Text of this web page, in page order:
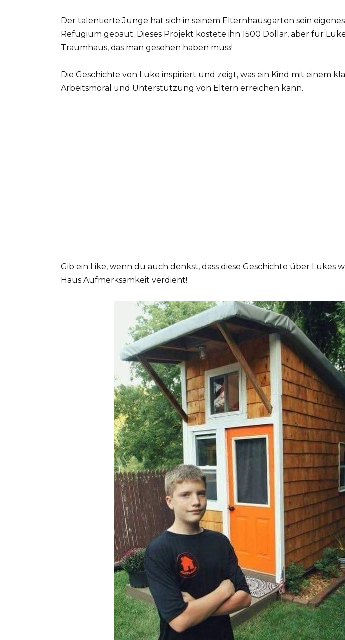
Der talentierte Junge hat sich in seinem Elternhausgarten sein
Refugium gebaut. Dieses Projekt kostete ihn 1500 Dollar, aber für Luke
Traumhaus, das man gesehen haben muss!
Die Geschichte von Luke inspiriert und zeigt, was ein Kind mit einem
Arbeitsmoral und Unterstützung von Eltern erreichen kann.
Gib ein Like, wenn du auch denkst, dass diese Geschichte über Lukes
Haus Aufmerksamkeit verdient!